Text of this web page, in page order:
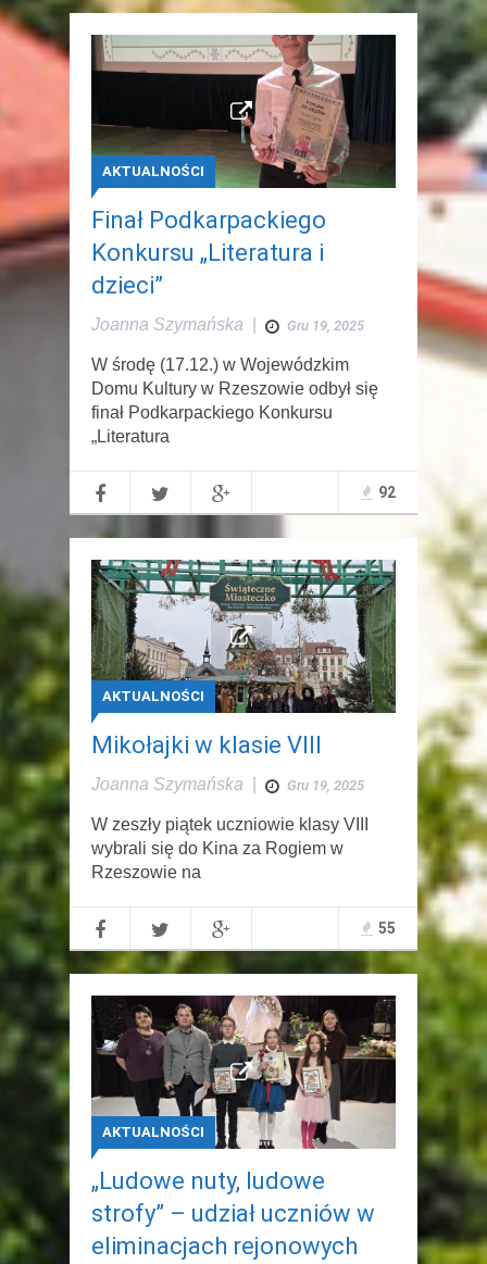
AKTUALNOŚCI
Finał Podkarpackiego
Konkursu „Literatura i
dzieci”
Joanna Szymańska Gru 19, 2025
W środę (17.12.) w Wojewódzkim
Domu Kultury w Rzeszowie odbył się
finał Podkarpackiego Konkursu
„Literatura
92
AKTUALNOŚCI
Mikołajki w klasie VIII
Joanna Szymańska Gru 19, 2025
W zeszły piątek uczniowie klasy VIII
wybrali się do Kina za Rogiem w
Rzeszowie na
55
AKTUALNOŚCI
„Ludowe nuty, ludowe
strofy” – udział uczniów w
eliminacjach rejonowych